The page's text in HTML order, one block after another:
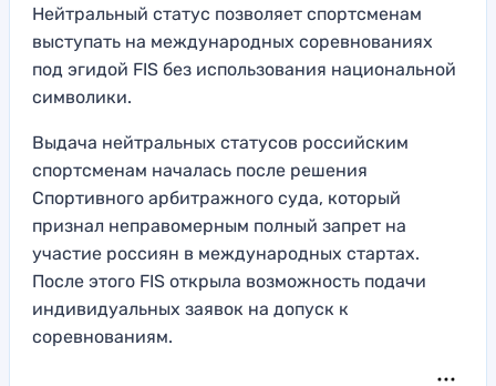
Нейтральный статус позволяет спортсменам
выступать на международных соревнованиях
под эгидой FIS без использования национальной
символики.
Выдача нейтральных статусов российским
спортсменам началась после решения
Спортивного арбитражного суда, который
признал неправомерным полный запрет на
участие россиян в международных стартах.
После этого FIS открыла возможность подачи
индивидуальных заявок на допуск к
соревнованиям.